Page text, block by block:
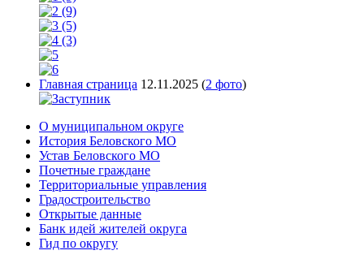
Главная страница 12.11.2025 (2 фото)
О муниципальном округе
История Беловского МО
Устав Беловского МО
Почетные граждане
Территориальные управления
Градостроительство
Открытые данные
Банк идей жителей округа
Гид по округу